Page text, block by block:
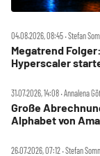
04.08.2026, 08:45 ‧ Stefan
Megatrend
Hyperscaler
31.07.2026, 14:08 ‧ Annalena
Große
Alphabet von
26.07.2026, 07:12 ‧ Stefan